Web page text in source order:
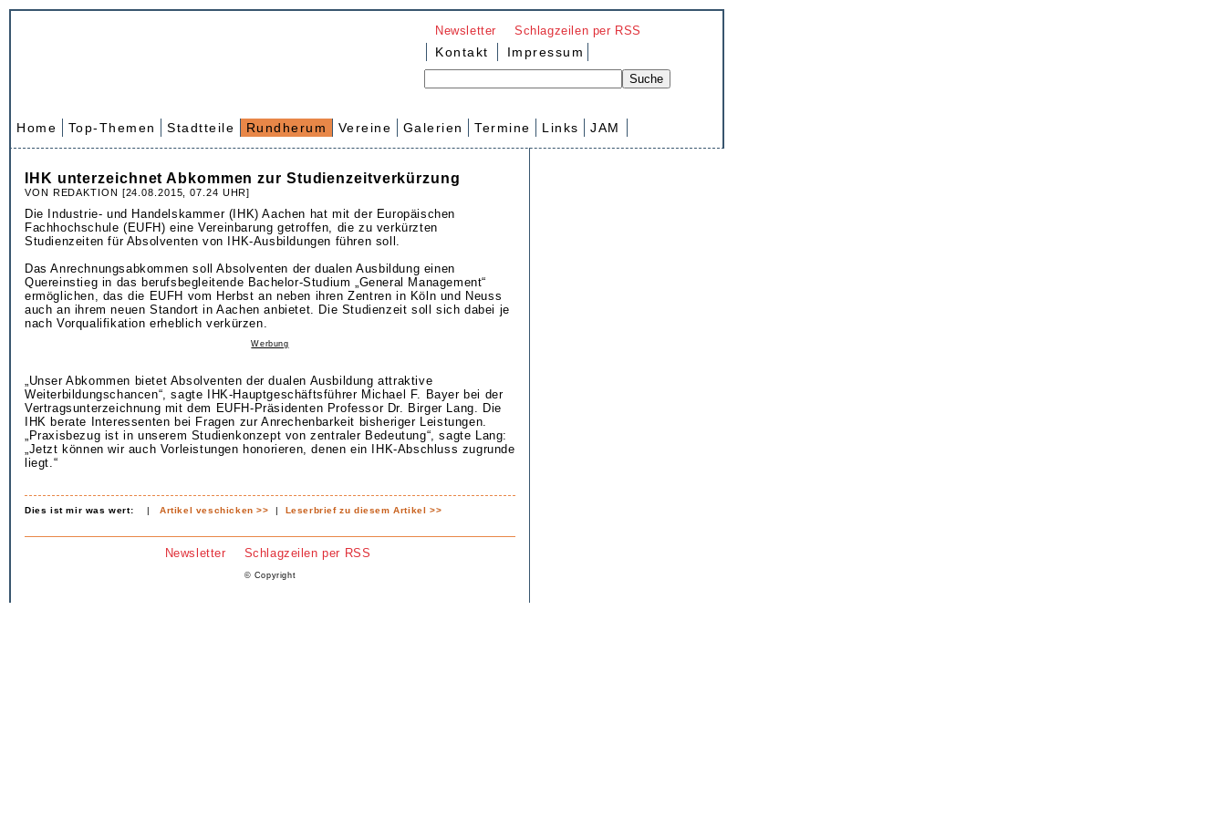
Newsletter Schlagzeilen per RSS
Kontakt Impressum
Home Top-Themen Stadtteile Rundherum Vereine Galerien Termine Links JAM
IHK unterzeichnet Abkommen zur Studienzeitverkürzung
VON REDAKTION [24.08.2015, 07.24 UHR]
Die Industrie- und Handelskammer (IHK) Aachen hat mit der Europäischen
Fachhochschule (EUFH) eine Vereinbarung getroffen, die zu verkürzten
Studienzeiten für Absolventen von IHK-Ausbildungen führen soll.
Das Anrechnungsabkommen soll Absolventen der dualen Ausbildung einen
Quereinstieg in das berufsbegleitende Bachelor-Studium „General Management“
ermöglichen, das die EUFH vom Herbst an neben ihren Zentren in Köln und Neuss
auch an ihrem neuen Standort in Aachen anbietet. Die Studienzeit soll sich dabei je
nach Vorqualifikation erheblich verkürzen.
Werbung
„Unser Abkommen bietet Absolventen der dualen Ausbildung attraktive
Weiterbildungschancen“, sagte IHK-Hauptgeschäftsführer Michael F. Bayer bei der
Vertragsunterzeichnung mit dem EUFH-Präsidenten Professor Dr. Birger Lang. Die
IHK berate Interessenten bei Fragen zur Anrechenbarkeit bisheriger Leistungen.
„Praxisbezug ist in unserem Studienkonzept von zentraler Bedeutung“, sagte Lang:
„Jetzt können wir auch Vorleistungen honorieren, denen ein IHK-Abschluss zugrunde
liegt.“
Dies ist mir was wert: |Artikel veschicken >> | Leserbrief zu diesem Artikel >>
Newsletter Schlagzeilen per RSS
© Copyright